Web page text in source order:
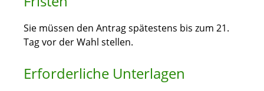
Sie müssen den Antrag spätestens bis zum 21.
Tag vor der Wahl stellen.
Erforderliche Unterlagen